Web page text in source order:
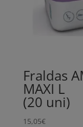
Fraldas
MAXI L
(20 uni)
15,05€